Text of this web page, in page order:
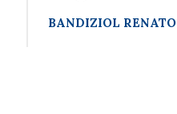
BANDIZIOL RENATO